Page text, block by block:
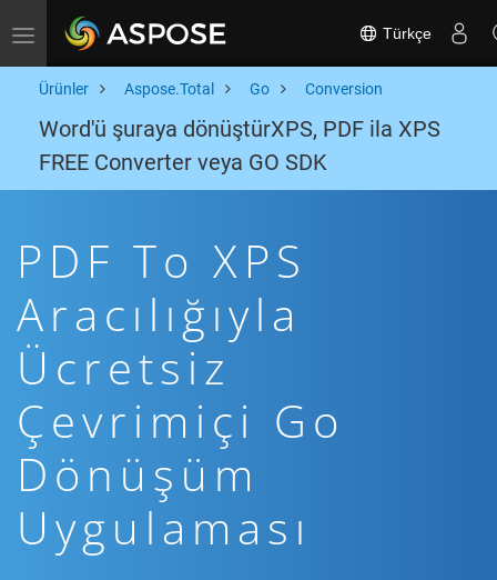
Toggle navigation Türkçe
Ürünler Aspose.Total Go Conversion
Word'ü şuraya dönüştürXPS, PDF ila XPS
FREE Converter veya GO SDK
PDF To XPS
Aracılığıyla
Ücretsiz
Çevrimiçi Go
Dönüşüm
Uygulaması